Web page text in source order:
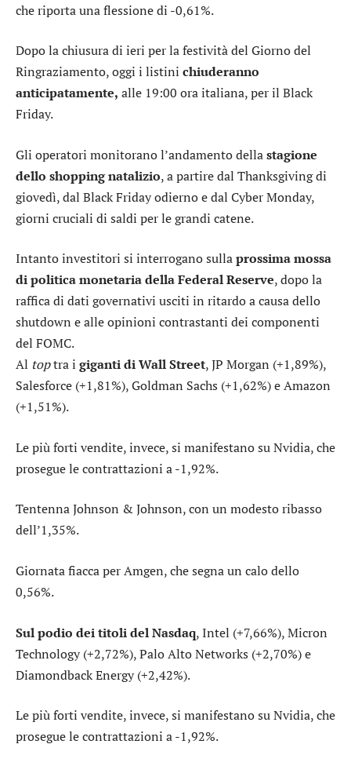
che riporta una flessione di -0,61%.
Dopo la chiusura di ieri per la festività del Giorno del
Ringraziamento, oggi i listini chiuderanno
anticipatamente, alle 19:00 ora italiana, per il Black
Friday.
Gli operatori monitorano l’andamento dellastagione
dello shopping natalizio, a partire dal Thanksgiving di
giovedì, dal Black Friday odierno e dal Cyber Monday,
giorni cruciali di saldi per le grandi catene.
Intanto investitori si interrogano sullaprossima mossa
di politica monetaria della Federal Reserve, dopo la
raffica di dati governativi usciti in ritardo a causa dello
shutdown e alle opinioni contrastanti dei componenti
del FOMC.
Al toptra i giganti di Wall Street,JP Morgan (+1,89%),
Salesforce (+1,81%),Goldman Sachs (+1,62%) eAmazon
(+1,51%).
Le più forti vendite, invece, si manifestano suNvidia, che
prosegue le contrattazioni a -1,92%.
TentennaJohnson & Johnson, con un modesto ribasso
dell’1,35%.
Giornata fiacca perAmgen, che segna un calo dello
0,56%.
Sul podio dei titoli del Nasdaq,Intel (+7,66%),Micron
Technology(+2,72%),Palo Alto Networks (+2,70%) e
Diamondback Energy(+2,42%).
Le più forti vendite, invece, si manifestano suNvidia, che
prosegue le contrattazioni a -1,92%.